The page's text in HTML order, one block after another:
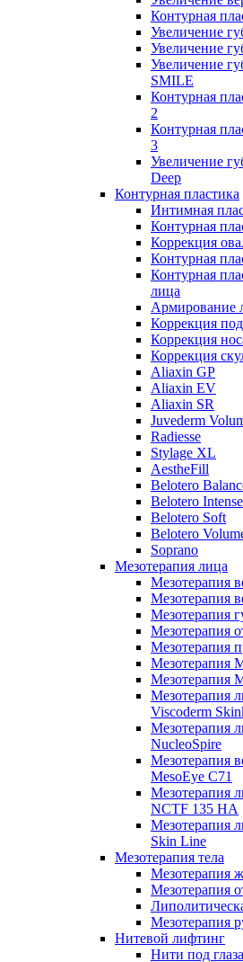
Контурная
Увеличение
Увеличение
Увеличение
SMILE
Контурная
2
Контурная
3
Увеличение
Deep
Контурная пластика
Интимная
Контурная
Коррекция
Контурная
Контурная
лица
Армирование
Коррекция
Коррекция
Коррекция
Aliaxin GP
Aliaxin EV
Aliaxin SR
Juvederm
Radiesse
Stylage XL
AestheFill
Belotero
Belotero Intense
Belotero Soft
Belotero
Soprano
Мезотерапия лица
Мезотерапия
Мезотерапия
Мезотерапия
Мезотерапия
Мезотерапия
Мезотерапия
Мезотерапия
Мезотерапия
Viscoderm
Мезотерапия
NucleoSpire
Мезотерапия
MesoEye С71
Мезотерапия
NCTF 135 HA
Мезотерапия
Skin Line
Мезотерапия тела
Мезотерапия
Мезотерапия
Мезотерапия
Нитевой лифтинг
Нити под глаза